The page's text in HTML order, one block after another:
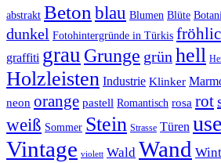
abstrakt Beton blau Blumen Blüte
dunkel Fotohintergründe in Türkis
graffiti grau Grunge grünhell
Holzleisten Industrie Klinker
neon orange pastell Romantisch rosa rot
weiß Sommer Stein Strasse Türen
Vintage violett Wald Wand